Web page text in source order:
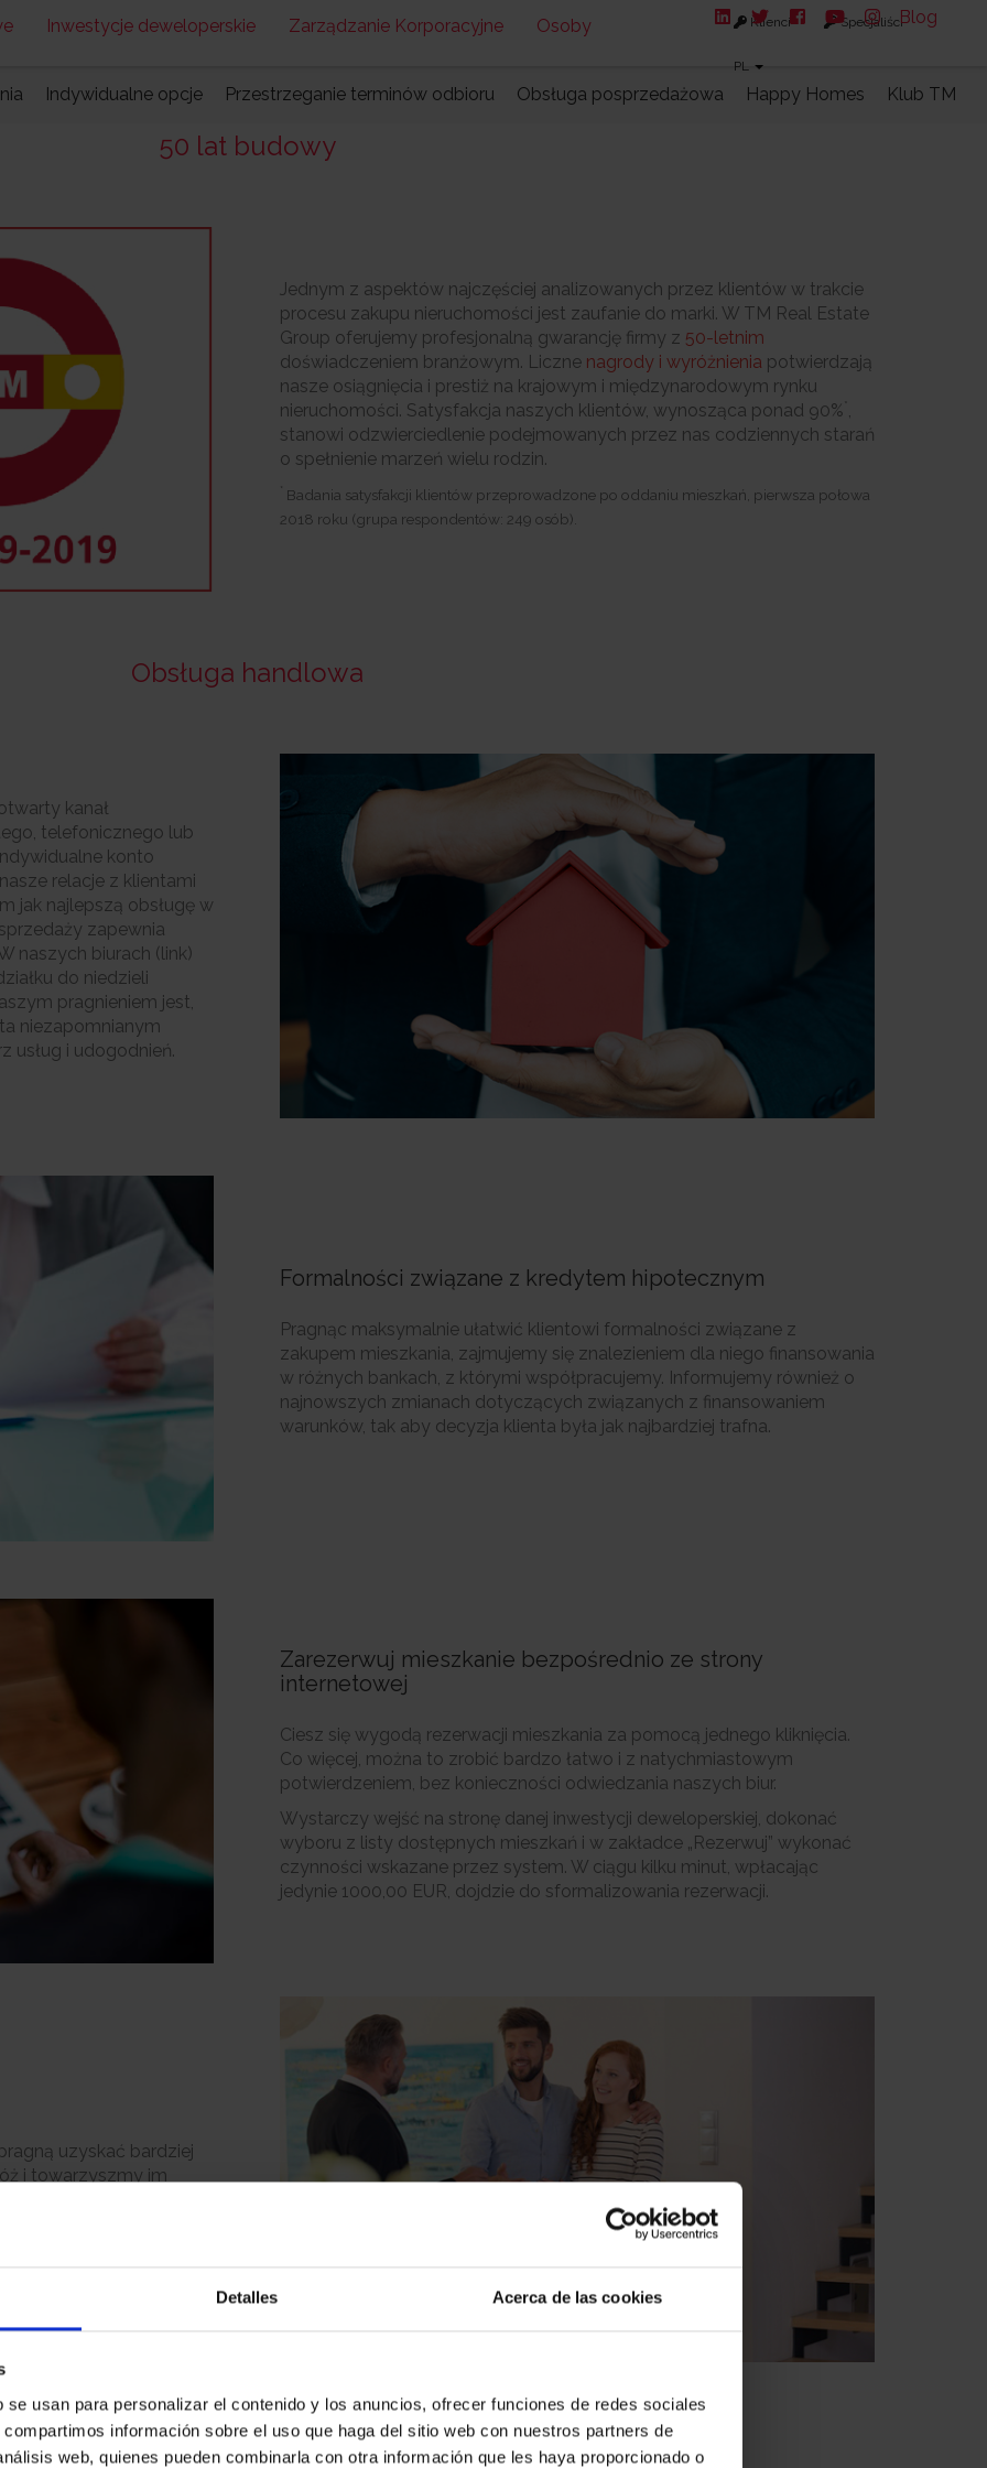
Detalles Acerca de las cookies
usan para personalizar el contenido y los anuncios, ofrecer funciones de redes sociales
información sobre el uso que haga del sitio web con nuestros partners de
web, quienes pueden combinarla con otra información que les haya proporcionado o
Inwestycje deweloperskie Zarządzanie Korporacyjne Osoby Klienci Specjaliści
PL
Blog
Indywidualne opcje Przestrzeganie terminów odbioru Obsługa posprzedażowa Happy Homes Klub TM
50 lat budowy
Jednym z aspektów najczęściej analizowanych przez klientów w trakcie
procesu zakupu nieruchomości jest zaufanie do marki. W TM Real Estate
Group oferujemy profesjonalną gwarancję firmy z 50-letnim
doświadczeniem branżowym. Liczne nagrody i wyróżnienia potwierdzają
nasze osiągnięcia i prestiż na krajowym i międzynarodowym rynku
nieruchomości. Satysfakcja naszych klientów, wynosząca ponad 90%
stanowi odzwierciedlenie podejmowanych przez nas codziennych starań
o spełnienie marzeń wielu rodzin.
* Badania satysfakcji klientów przeprowadzone po oddaniu mieszkań, pierwsza połowa
2018 roku (grupa respondentów: 249 osób).
Obsługa handlowa
kanał
telefonicznego lub
konto
relacje z klientami
jak najlepszą obsługę w
zapewnia
naszych biurach (link)
do niedzieli
pragnieniem jest,
niezapomnianym
usług i udogodnień.
Formalności związane z kredytem hipotecznym
Pragnąc maksymalnie ułatwić klientowi formalności związane z
zakupem mieszkania, zajmujemy się znalezieniem dla niego finansowania
w różnych bankach, z którymi współpracujemy. Informujemy również o
najnowszych zmianach dotyczących związanych z finansowaniem
warunków, tak aby decyzja klienta była jak najbardziej trafna.
Zarezerwuj mieszkanie bezpośrednio ze strony
internetowej
Ciesz się wygodą rezerwacji mieszkania za pomocą jednego kliknięcia.
Co więcej, można to zrobić bardzo łatwo i z natychmiastowym
potwierdzeniem, bez konieczności odwiedzania naszych biur.
Wystarczy wejść na stronę danej inwestycji deweloperskiej, dokonać
wyboru z listy dostępnych mieszkań i w zakładce „Rezerwuj” wykonać
czynności wskazane przez system. W ciągu kilku minut, wpłacając
jedynie 1000,00 EUR, dojdzie do sformalizowania rezerwacji.
uzyskać bardziej
i towarzyszmy im